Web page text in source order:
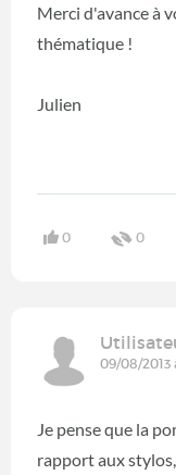
Merci d'avance à
thématique !
Julien
0 0
09/08/2013
Je pense que la
rapport aux